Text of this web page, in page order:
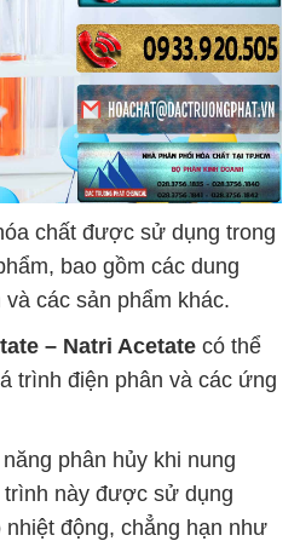
chất được sử dụng trong
bao gồm các dung
các sản phẩm khác.
– Natri Acetate có thể
trình điện phân và các ứng
phân hủy khi nung
này được sử dụng
động, chẳng hạn như